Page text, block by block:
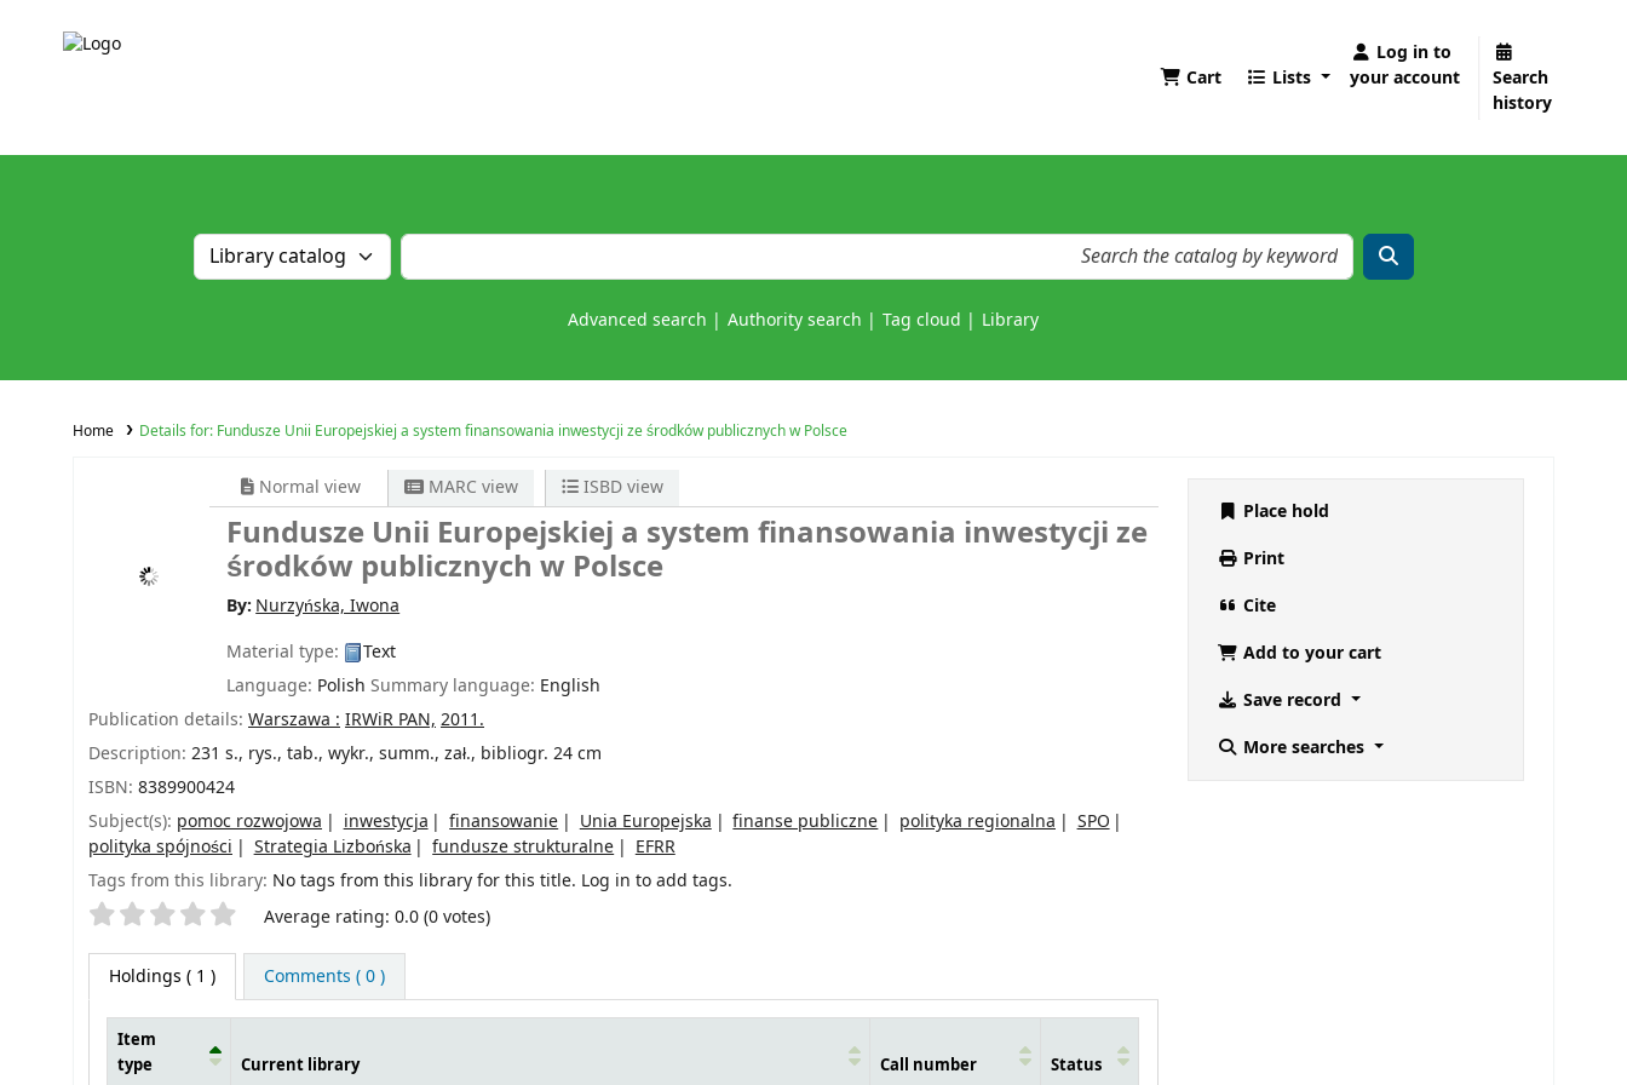
Cart Lists
Log in to
your account
Search
history
Advanced search Authority search Tag cloud Library
Home Details for: Fundusze Unii Europejskiej a system finansowania inwestycji ze środków publicznych w Polsce
Normal view MARC view ISBD view
Fundusze Unii Europejskiej a system finansowania inwestycji ze
środków publicznych w Polsce
By:Nurzyńska, Iwona
Material type:
Text
Language: Polish Summary language: English
Publication details: Warszawa : IRWiR PAN, 2011.
Description: 231 s., rys., tab., wykr., summ., zał., bibliogr. 24 cm
ISBN: 8389900424
Subject(s): pomoc rozwojowa inwestycja finansowanie Unia Europejska finanse publiczne polityka regionalna
SPO
polityka spójności
Strategia Lizbońska fundusze strukturalne
EFRR
Tags from this library: No tags from this library for this title. Log in to add tags.
Star ratings Average rating: 0.0 (0 votes)
Holdings ( 1 ) Comments ( 0 )
Item
type
Current library Call number Status
Place hold
Print
Cite
Add to your cart
Save record
More searches